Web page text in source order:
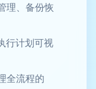
理、备份恢
行计划可视
全流程的